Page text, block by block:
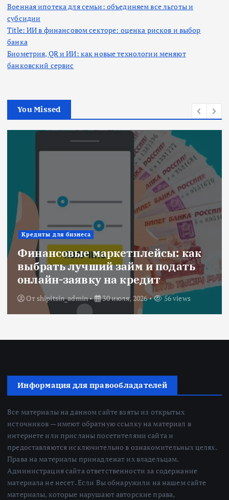
Военная ипотека для семьи: объединяем все льготы и
субсидии
Title: ИИ в финансовом секторе: оценка рисков и выбор
банка
Биометрия, QR и ИИ: как новые технологии меняют
банковский сервис
You Missed
Ипотека
Военная ипотека для семьи:
объединяем все льготы и
субсидии
ОтRedactor 3 июля, 2026 214 views
Информация для правообладателей
Все материалы на данном сайте взяты из открытых
источников — имеют обратную ссылку на материал в
интернете или присланы посетителями сайта и
предоставляются исключительно в ознакомительных целях.
Права на материалы принадлежат их владельцам.
Администрация сайта ответственности за содержание
материала не несет. Если Вы обнаружили на нашем сайте
материалы, которые нарушают авторские права,